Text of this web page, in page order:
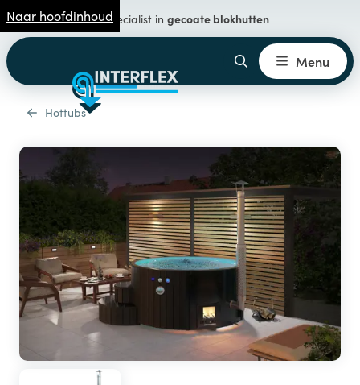
Naar hoofdinhoudSpecialist in gecoate blokhutten
Menu
Hottubs